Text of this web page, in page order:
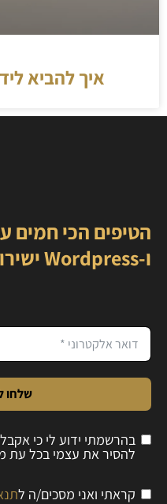
איך להביא
הטיפים הכי חמים
ו-Wordpress ישירות למייל שלכם
שלחו
בהרשמתי ידוע לי כי
להסיר את עצמי בכל עת
קראתי ואני מסכים/ה ל